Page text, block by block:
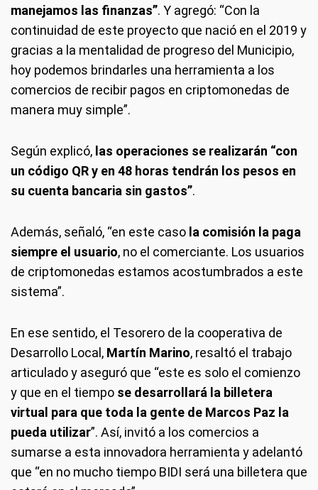
manejamos las finanzas”. Y agregó: “Con la
continuidad de este proyecto que nació en el 2019 y
gracias a la mentalidad de progreso del Municipio,
hoy podemos brindarles una herramienta a los
comercios de recibir pagos en criptomonedas de
manera muy simple”.
Según explicó, las operaciones se realizarán “con
un código QR y en 48 horas tendrán los pesos en
su cuenta bancaria sin gastos”.
Además, señaló, “en este caso la comisión la paga
siempre el usuario, no el comerciante. Los usuarios
de criptomonedas estamos acostumbrados a este
sistema”.
En ese sentido, el Tesorero de la cooperativa de
Desarrollo Local, Martín Marino, resaltó el trabajo
articulado y aseguró que “este es solo el comienzo
y que en el tiempo se desarrollará la billetera
virtual para que toda la gente de Marcos Paz la
pueda utilizar”. Así, invitó a los comercios a
sumarse a esta innovadora herramienta y adelantó
que “en no mucho tiempo BIDI será una billetera que